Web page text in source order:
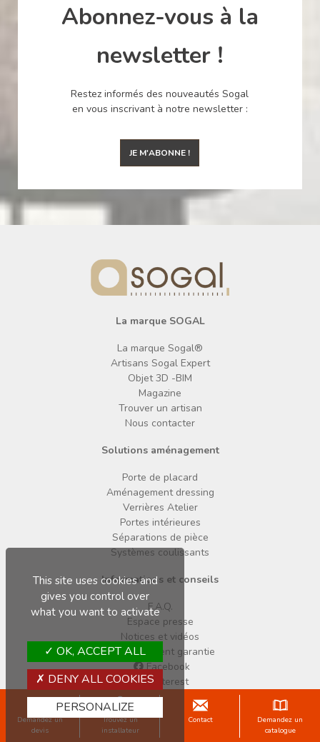
Demandez un
devis
Trouvez un
installateur
Contact
Demandez un
catalogue
Abonnez-vous à la
newsletter !
Restez informés des nouveautés Sogal
en vous inscrivant à notre newsletter :
JE M'ABONNE !
La marque SOGAL
La marque Sogal®
Artisans Sogal Expert
Objet 3D -BIM
Magazine
Trouver un artisan
Nous contacter
Solutions aménagement
Porte de placard
Aménagement dressing
Verrières Atelier
Portes intérieures
Séparations de pièce
Systèmes coulissants
Informations et conseils
F.A.Q.
Espace presse
Notices et vidéos
Enregistrement garantie
Facebook
Pinterest
Instagram
Copyright © 2026 Sogal
Mentions légales
Données personnelles Cookies
This site uses cookies and
gives you control over
what you want to activate
OK, ACCEPT ALL
DENY ALL COOKIES
PERSONALIZE